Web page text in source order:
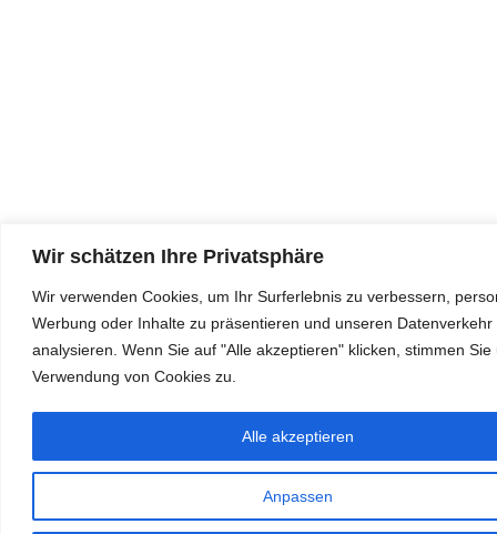
Wir schätzen Ihre Privatsphäre
Wir verwenden Cookies, um Ihr Surferlebnis zu verbessern,
Werbung oder Inhalte zu präsentieren und unseren Datenverkehr
analysieren. Wenn Sie auf "Alle akzeptieren" klicken, stimmen Sie
Verwendung von Cookies zu.
Anpassen
Alle akzeptieren